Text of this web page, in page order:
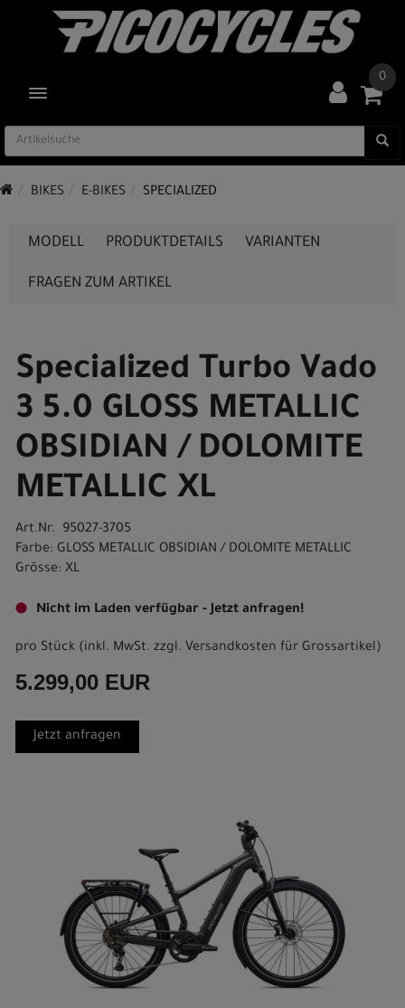
TOGGLE NAVIGATION
0
BIKES E-BIKES SPECIALIZED
MODELL PRODUKTDETAILS VARIANTEN
FRAGEN ZUM ARTIKEL
Specialized Turbo Vado
3 5.0 GLOSS METALLIC
OBSIDIAN / DOLOMITE
METALLIC XL
Art.Nr. 95027-3705
Farbe: GLOSS METALLIC OBSIDIAN / DOLOMITE METALLIC
Grösse: XL
Nicht im Laden verfügbar - Jetzt anfragen!
pro Stück (inkl. MwSt. zzgl. Versandkosten für Grossartikel)
5.299,00 EUR
Jetzt anfragen